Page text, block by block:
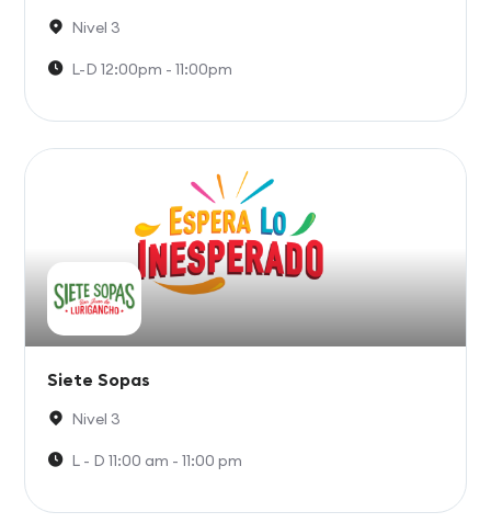
Nivel 3
L-D 12:00pm - 11:00pm
Siete Sopas
Nivel 3
L - D 11:00 am - 11:00 pm